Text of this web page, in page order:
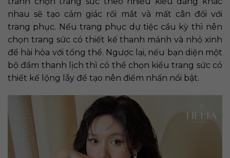
nhau sẽ tạo cảm giác rối mắt và mất cân đối với
trang phục. Nếu trang phục dự tiệc cầu kỳ thì nên
chọn trang sức có thiết kế thanh mảnh và nhỏ xinh
để hài hòa với tổng thể. Ngược lại, nếu bạn diện một
bộ đầm thanh lịch thì có thể chọn kiểu trang sức có
thiết kế lộng lẫy để tạo nên điểm nhấn nổi bật.